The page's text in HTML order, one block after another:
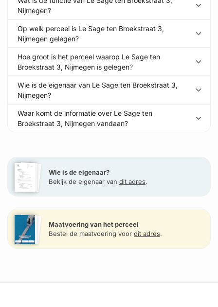
Nijmegen?
Op welk perceel is Le Sage ten Broekstraat 3,
Nijmegen gelegen?
Hoe groot is het perceel waarop Le Sage ten
Broekstraat 3, Nijmegen is gelegen?
Wie is de eigenaar van Le Sage ten Broekstraat 3,
Nijmegen?
Waar komt de informatie over Le Sage ten
Broekstraat 3, Nijmegen vandaan?
Wie is de eigenaar?
Bekijk de eigenaar van dit adres.
Maatvoering van het perceel
Bestel de maatvoering voor dit adres.